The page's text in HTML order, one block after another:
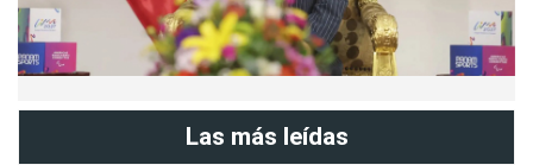
Las más leídas